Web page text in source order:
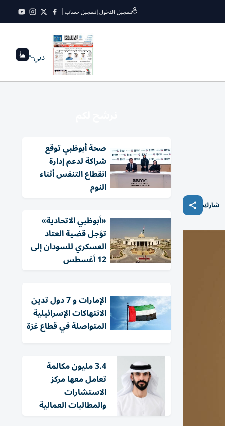
تسجيل الدخول|تسجيل حساب
دبي--°
شارك
صحة أبوظبي توقع
شراكة لدعم إدارة
انقطاع التنفس أثناء
النوم
«أبوظبي الاتحادية»
تؤجل قضية العتاد
العسكري للسودان إلى
12 أغسطس
الإمارات و 7 دول تدين
الانتهاكات الإسرائيلية
المتواصلة في قطاع غزة
3.4 مليون مكالمة
تعامل معها مركز
الاستشارات
والمطالبات العمالية